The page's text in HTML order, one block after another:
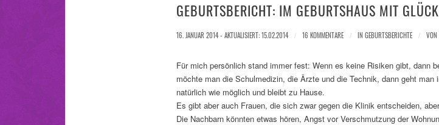
GEBURTSBERICHT: IM GEBURTSHAUS MIT
16. JANUAR 2014 - AKTUALISIERT: 15.02.2014 / 16 KOMMENTARE / IN GEBURTSBERICHTE / VON
Für mich persönlich stand immer fest: Wenn es keine Risiken gibt, dann
möchte man die Schulmedizin, die Ärzte und die Technik, dann geht
natürlich wie möglich und bleibt zu Hause.
Es gibt aber auch Frauen, die sich zwar gegen die Klinik entscheiden,
Die Nachbarn könnten etwas hören, Angst vor Verschmutzung der